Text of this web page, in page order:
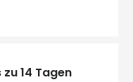
14 Tagen